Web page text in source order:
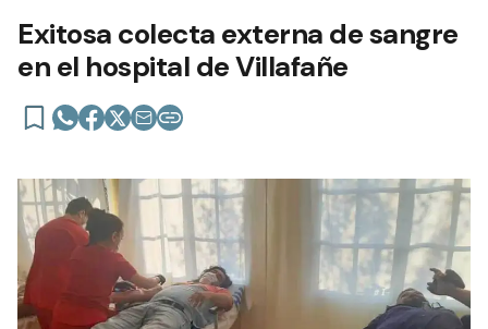
Exitosa colecta externa de sangre
en el hospital de Villafañe